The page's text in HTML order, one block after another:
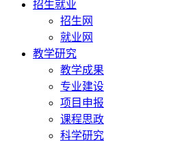
招生就业
招生网
就业网
教学研究
教学成果
专业建设
项目申报
课程思政
科学研究